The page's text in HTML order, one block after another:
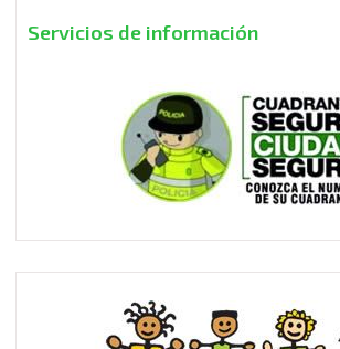
Servicios de información